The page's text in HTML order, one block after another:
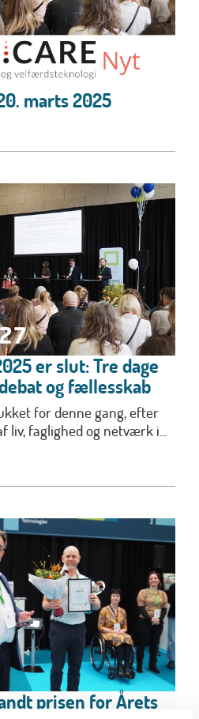
marts 2025
er slut: Tre dage
og fællesskab
for denne gang, efter
liv, faglighed og netværk i...
prisen for Årets